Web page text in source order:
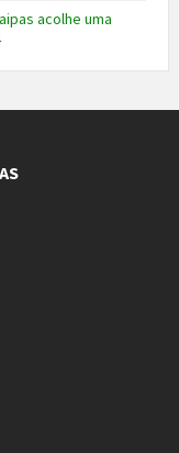
acolhe uma